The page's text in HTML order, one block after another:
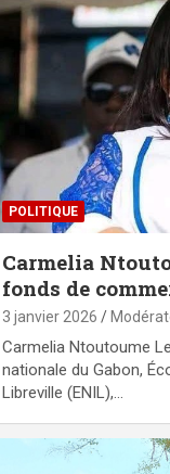
POLITIQUE
Carmelia
fonds de
3 janvier 2026
Carmelia Ntoutoume
nationale du Gabon,
Libreville (ENIL),…